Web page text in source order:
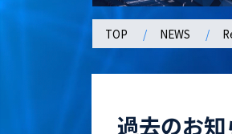
TOP NEWS
過去のお知